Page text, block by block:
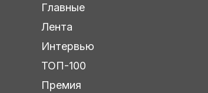
Главные
Лента
Интервью
ТОП-100
Премия